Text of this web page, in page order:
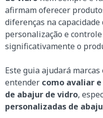
afirmam oferecer
diferenças na
personalização e
significativamente o
Este guia ajudará
entender como avaliar
de abajur de vidro,
personalizadas de